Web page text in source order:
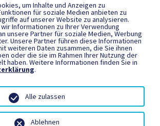
um Inhalte und Anzeigen zu
für soziale Medien anbieten zu
auf unserer Website zu analysieren.
Informationen zu Ihrer Verwendung
unsere Partner für soziale Medien, Werbung
Unsere Partner führen diese Informationen
weiteren Daten zusammen, die Sie ihnen
oder die sie im Rahmen Ihrer Nutzung der
haben. Weitere Informationen finden Sie in
.
Ablehnen
Alle zulassen